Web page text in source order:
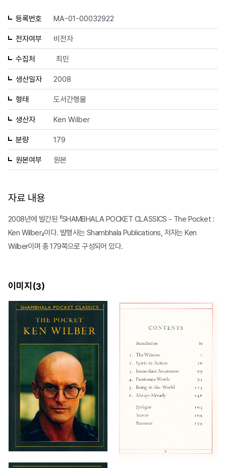
등록번호 MA-01-00032922
전자여부 비전자
수집처 최민
생산일자 2008
형태 도서간행물
생산자 Ken Wilber
분량 179
원본여부 원본
자료 내용
2008년에 발간된 『SHAMBHALA POCKET CLASSICS - The Pocket :
Ken Wilber』이다. 발행사는 Shambhala Publications, 저자는 Ken
Wilber이며 총 179쪽으로 구성되어 있다.
이미지(3)